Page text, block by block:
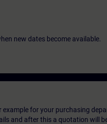
new dates become available.
for your purchasing
and after this a quotation will